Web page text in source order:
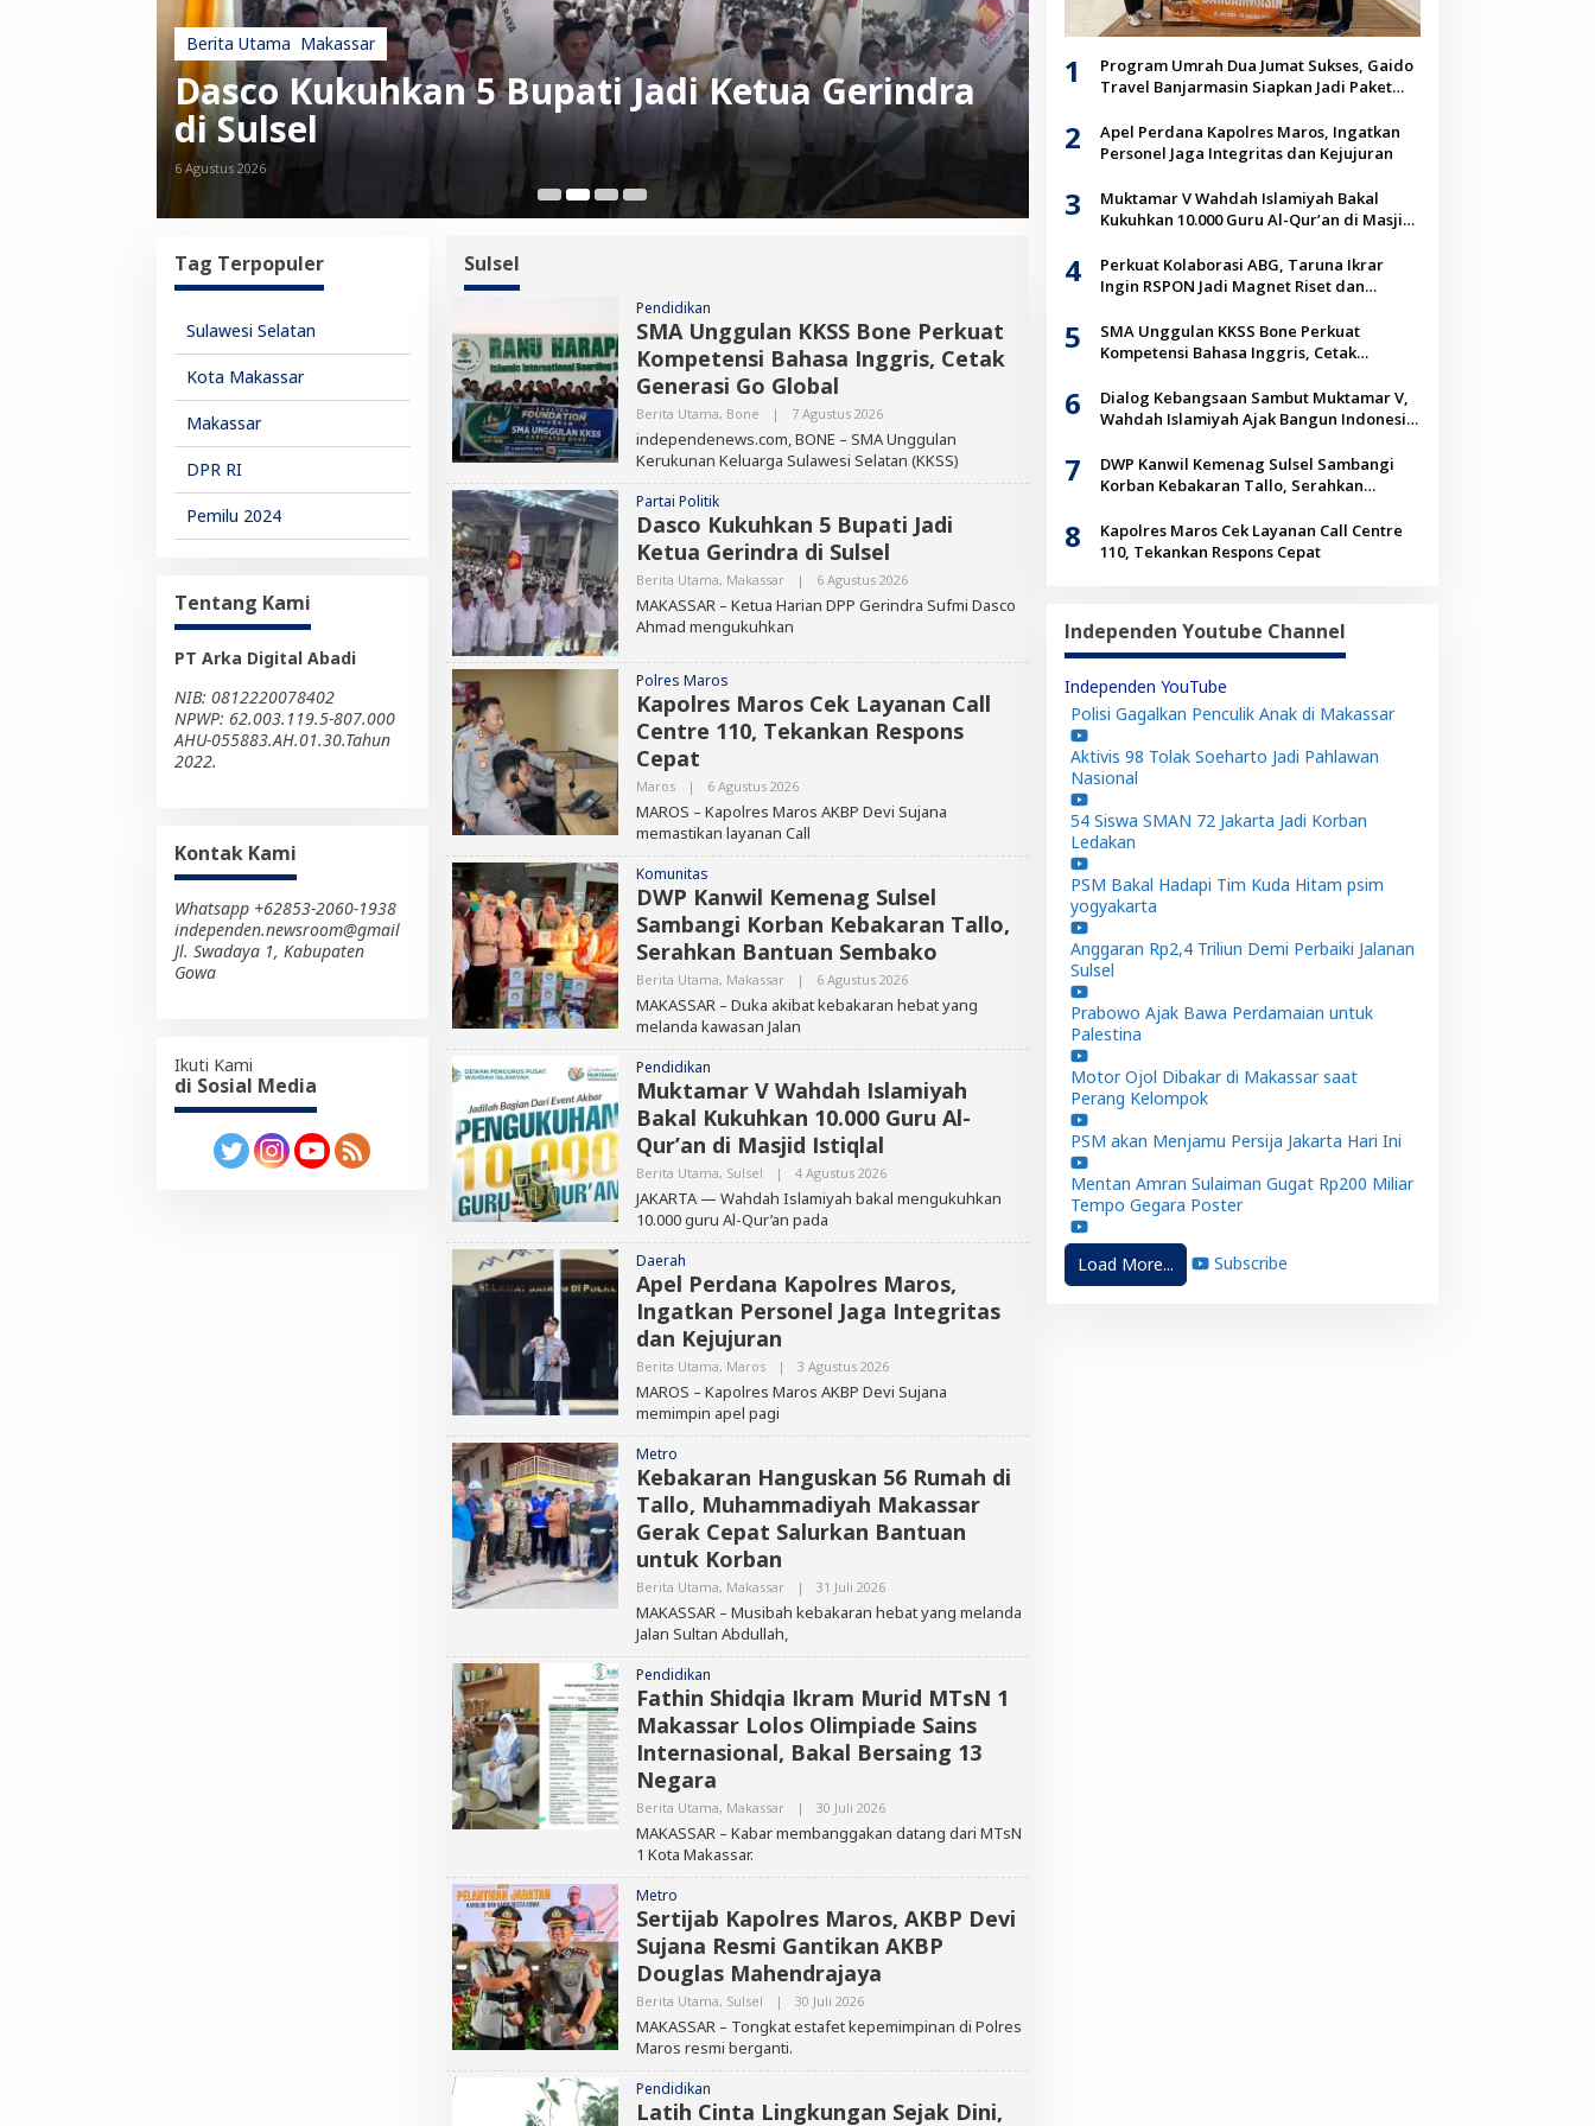
Berita Utama Makassar
Dasco Kukuhkan 5 Bupati Jadi Ketua Gerindra
di Sulsel
6 Agustus 2026
Maros
Kapolres Maros Cek Layanan
Tekankan Respons Cepat
Tag Terpopuler
Sulawesi Selatan
Kota Makassar
Makassar
DPR RI
Pemilu 2024
Tentang Kami
PT Arka Digital Abadi
NIB: 0812220078402
NPWP: 62.003.119.5-807.000
AHU-055883.AH.01.30.Tahun
2022.
Kontak Kami
Whatsapp +62853-2060-1938
independen.newsroom@gmail
Jl. Swadaya 1, Kabupaten
Gowa
Ikuti Kami
di Sosial Media
Sulsel
Pendidikan
SMA Unggulan KKSS Bone Perkuat
Kompetensi Bahasa Inggris, Cetak
Generasi Go Global
Berita Utama, Bone | 7 Agustus 2026O
E
H
E
T
O
R
independenews.com, BONE – SMA Unggulan
Kerukunan Keluarga Sulawesi Selatan (KKSS)
Partai Politik
Dasco Kukuhkan 5 Bupati Jadi
Ketua Gerindra di Sulsel
Berita Utama, Makassar | 6 Agustus 2026O
L
E
D
O
R
MAKASSAR – Ketua Harian DPP Gerindra Sufmi Dasco
Ahmad mengukuhkan
Polres Maros
Kapolres Maros Cek Layanan Call
Centre 110, Tekankan Respons
Cepat
Maros | 6 Agustus 2026O
E
H
E
T
O
R
MAROS – Kapolres Maros AKBP Devi Sujana
memastikan layanan Call
Komunitas
DWP Kanwil Kemenag Sulsel
Sambangi Korban Kebakaran Tallo,
Serahkan Bantuan Sembako
Berita Utama, Makassar | 6 Agustus 2026O
E
E
T
O
R
MAKASSAR – Duka akibat kebakaran hebat yang
melanda kawasan Jalan
Pendidikan
Muktamar V Wahdah Islamiyah
Bakal Kukuhkan 10.000 Guru Al-
Qur’an di Masjid Istiqlal
Berita Utama, Sulsel | 4 Agustus 2026O
E
E
T
JAKARTA — Wahdah Islamiyah bakal mengukuhkan
10.000 guru Al-Qur’an pada
Daerah
Apel Perdana Kapolres Maros,
Ingatkan Personel Jaga Integritas
dan Kejujuran
Berita Utama, Maros | 3 Agustus 2026O
E
E
T
O
R
​MAROS – Kapolres Maros AKBP Devi Sujana
memimpin apel pagi
Metro
Kebakaran Hanguskan 56 Rumah di
Tallo, Muhammadiyah Makassar
Gerak Cepat Salurkan Bantuan
untuk Korban
Berita Utama, Makassar | 31 Juli 2026O
E
E
T
O
R
MAKASSAR – Musibah kebakaran hebat yang melanda
Jalan Sultan Abdullah,
Pendidikan
Fathin Shidqia Ikram Murid MTsN 1
Makassar Lolos Olimpiade Sains
Internasional, Bakal Bersaing 13
Negara
Berita Utama, Makassar | 30 Juli 2026O
E
E
T
O
R
MAKASSAR – Kabar membanggakan datang dari MTsN
1 Kota Makassar.
Metro
Sertijab Kapolres Maros, AKBP Devi
Sujana Resmi Gantikan AKBP
Douglas Mahendrajaya
Berita Utama, Sulsel | 30 Juli 2026O
E
E
T
MAKASSAR – Tongkat estafet kepemimpinan di Polres
Maros resmi berganti.
Pendidikan
Latih Cinta Lingkungan Sejak Dini,
1
Program Umrah Dua Jumat Sukses, Gaido
Travel Banjarmasin Siapkan Jadi Paket
2
Apel Perdana Kapolres Maros, Ingatkan
Personel Jaga Integritas dan Kejujuran
3
Muktamar V Wahdah Islamiyah Bakal
Kukuhkan 10.000 Guru Al-Qur’an di Masjid
4
Perkuat Kolaborasi ABG, Taruna Ikrar
Ingin RSPON Jadi Magnet Riset dan
5
SMA Unggulan KKSS Bone Perkuat
Kompetensi Bahasa Inggris, Cetak
6
Dialog Kebangsaan Sambut Muktamar V,
Wahdah Islamiyah Ajak Bangun Indonesia
7
DWP Kanwil Kemenag Sulsel Sambangi
Korban Kebakaran Tallo, Serahkan
8
Kapolres Maros Cek Layanan Call Centre
110, Tekankan Respons Cepat
Independen Youtube Channel
Independen YouTube
Polisi Gagalkan Penculik Anak di Makassar
Aktivis 98 Tolak Soeharto Jadi Pahlawan
Nasional
54 Siswa SMAN 72 Jakarta Jadi Korban
Ledakan
PSM Bakal Hadapi Tim Kuda Hitam psim
yogyakarta
Anggaran Rp2,4 Triliun Demi Perbaiki Jalanan
Sulsel
Prabowo Ajak Bawa Perdamaian untuk
Palestina
Motor Ojol Dibakar di Makassar saat
Perang Kelompok
PSM akan Menjamu Persija Jakarta Hari Ini
Mentan Amran Sulaiman Gugat Rp200 Miliar
Tempo Gegara Poster
Load More... Subscribe